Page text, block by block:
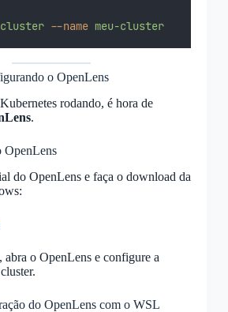
cluster --name meu-cluster
o OpenLens
rodando, é hora de
.
OpenLens
do OpenLens e faça o download da
abra o OpenLens e configure a
do OpenLens com o WSL